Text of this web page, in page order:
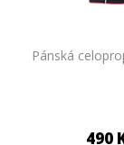
Pánská
490